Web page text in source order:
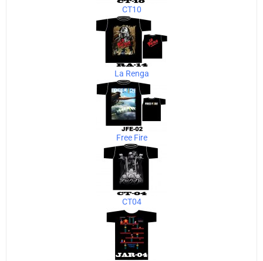
CT10
La Renga
Free Fire
CT04